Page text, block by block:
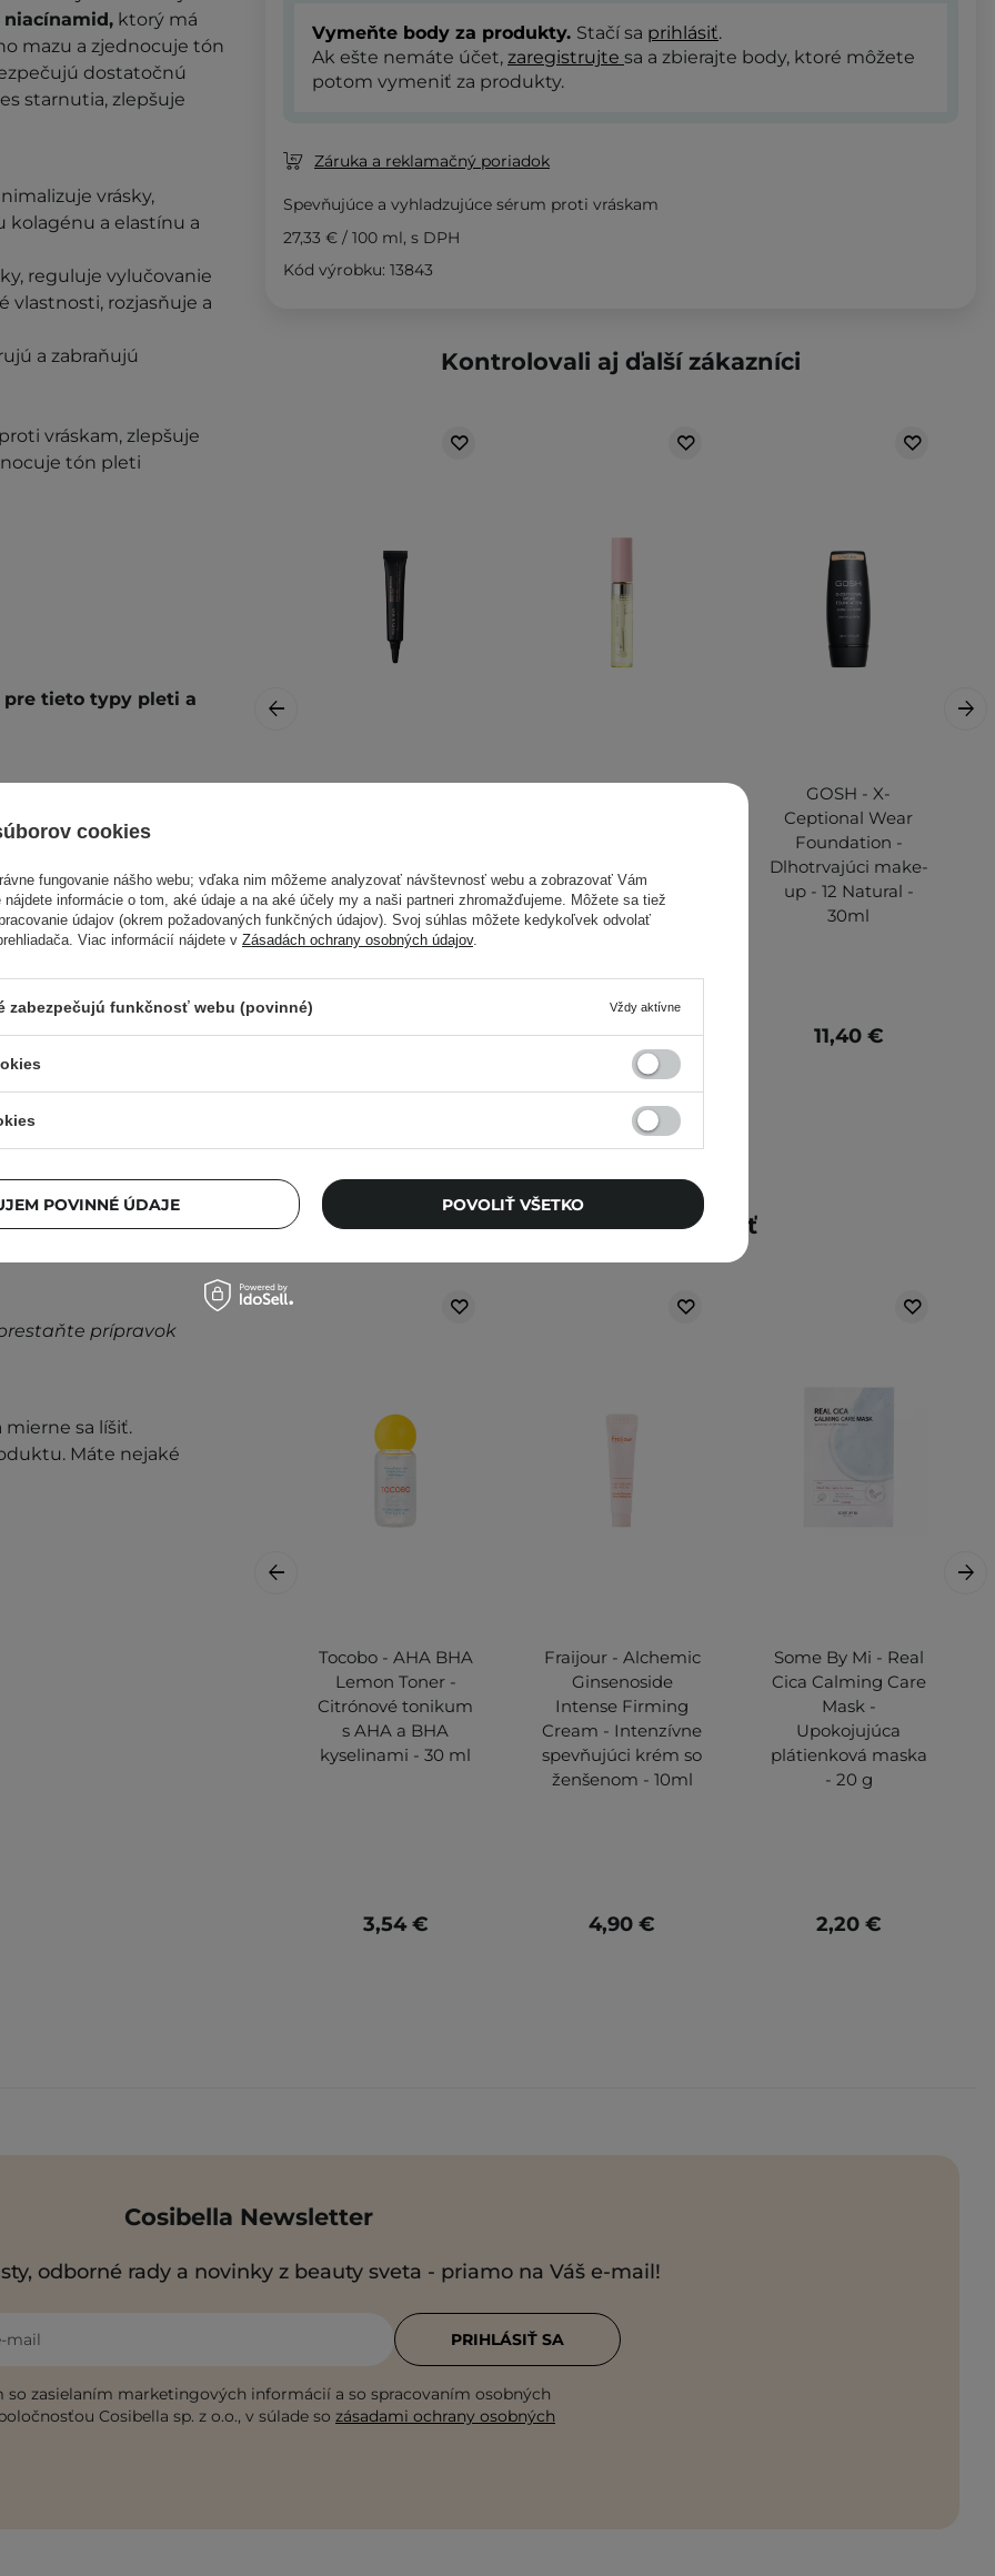
niacínamid, ktorý má
mazu a zjednocuje tón
dostatočnú
starnutia, zlepšuje
vrásky,
a elastínu a
reguluje vylučovanie
vlastnosti, rozjasňuje a
a zabraňujú
vráskam, zlepšuje
tón pleti
pre tieto typy pleti a
pleť. Počas dňa
informácií nájdete v
prípravok
sa líšiť.
Máte nejaké
Vymeňte body za produkty. Stačí sa prihlásiť.
Ak ešte nemáte účet, zaregistrujte sa a zbierajte body, ktoré môžete
potom vymeniť za produkty.
Záruka a reklamačný poriadok
Spevňujúce a vyhladzujúce sérum proti vráskam
27,33 € / 100 ml, s DPH
Kód výrobku: 13843
Kontrolovali aj ďalší zákazníci
proti vráskam s
idebenónom - 12 g
6,90 € 9,90 €
GOSH - X-
Ceptional Wear
Foundation -
Dlhotrvajúci make-
up - 12 Natural -
30ml
11,40 €
Mohlo by vás zaujímať
Tocobo - AHA BHA
Lemon Toner -
Citrónové tonikum
s AHA a BHA
kyselinami - 30 ml
3,54 €
Fraijour - Alchemic
Ginsenoside
Intense Firming
Cream - Intenzívne
spevňujúci krém so
ženšenom - 10ml
4,90 €
Some By Mi - Real
Cica Calming Care
Mask -
Upokojujúca
plátienková maska
- 20 g
2,20 €
Cosibella Newsletter
odborné rady a novinky z beauty sveta - priamo na Váš e-mail!
mail
so zasielaním marketingových informácií a so spracovaním osobných
Cosibella sp. z o.o., v súlade so zásadami ochrany osobných
PRIHLÁSIŤ SA
cookies
fungovanie nášho webu; vďaka nim môžeme analyzovať návštevnosť webu a zobrazovať Vám
informácie o tom, aké údaje a na aké účely my a naši partneri zhromažďujeme. Môžete sa tiež
údajov (okrem požadovaných funkčných údajov). Svoj súhlas môžete kedykoľvek odvolať
Viac informácií nájdete v Zásadách ochrany osobných údajov.
zabezpečujú funkčnosť webu (povinné) Vždy aktívne
POVINNÉ ÚDAJE POVOLIŤ VŠETKO